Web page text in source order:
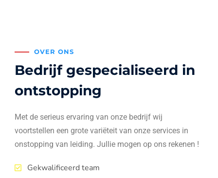
OVER ONS
Bedrijf gespecialiseerd in
ontstopping
Met de serieus ervaring van onze bedrijf wij
voortstellen een grote variëteit van onze services in
onstopping van leiding. Jullie mogen op ons rekenen !
Gekwalificeerd team